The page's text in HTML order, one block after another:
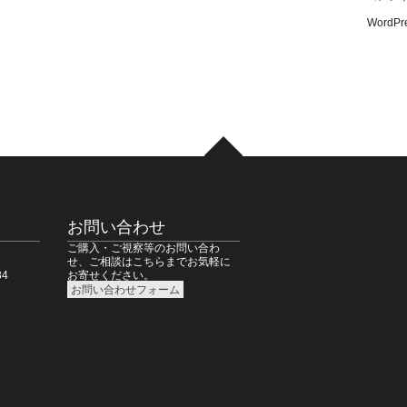
お問い合わせ
ご購入・ご視察等のお問い合わ
せ、ご相談はこちらまでお気軽に
お寄せください。
お問い合わせフォーム